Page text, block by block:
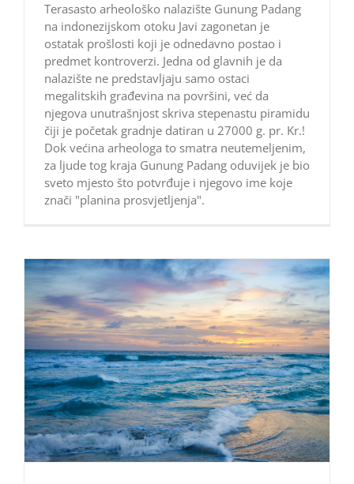
Terasasto arheološko nalazište Gunung Padang
na indonezijskom otoku Javi zagonetan je
ostatak prošlosti koji je odnedavno postao i
predmet kontroverzi. Jedna od glavnih je da
nalazište ne predstavljaju samo ostaci
megalitskih građevina na površini, već da
njegova unutrašnjost skriva stepenastu piramidu
čiji je početak gradnje datiran u 27000 g. pr. Kr.!
Dok većina arheologa to smatra neutemeljenim,
za ljude tog kraja Gunung Padang oduvijek je bio
sveto mjesto što potvrđuje i njegovo ime koje
znači "planina prosvjetljenja".